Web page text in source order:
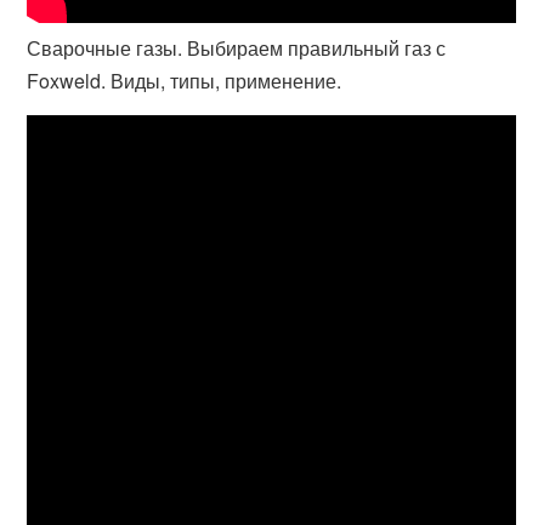
Сварочные газы. Выбираем правильный газ с
Foxweld. Виды, типы, применение.